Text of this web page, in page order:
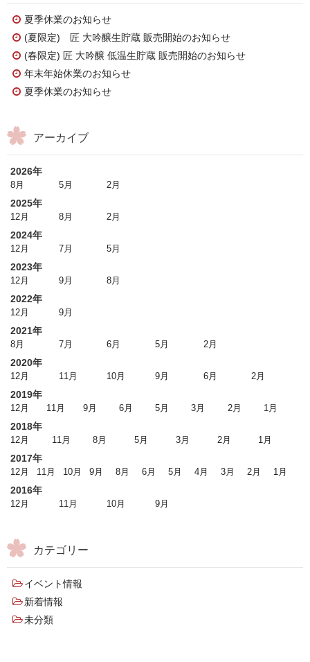
夏季休業のお知らせ
(夏限定) 匠 大吟醸生貯蔵 販売開始のお知らせ
(春限定) 匠 大吟醸 低温生貯蔵 販売開始のお知らせ
年末年始休業のお知らせ
夏季休業のお知らせ
アーカイブ
2026年
8月 5月 2月
2025年
12月 8月 2月
2024年
12月 7月 5月
2023年
12月 9月 8月
2022年
12月 9月
2021年
8月 7月 6月 5月 2月
2020年
12月 11月 10月 9月 6月 2月
2019年
12月 11月 9月 6月 5月 3月 2月 1月
2018年
12月 11月 8月 5月 3月 2月 1月
2017年
12月 11月 10月 9月 8月 6月 5月 4月 3月 2月 1月
2016年
12月 11月 10月 9月
カテゴリー
イベント情報
新着情報
未分類